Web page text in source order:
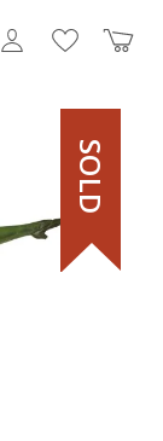
SOLD